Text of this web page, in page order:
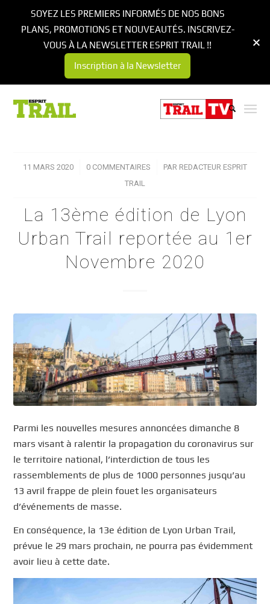
11 MARS 2020
/ 0 COMMENTAIRES
/ PAR REDACTEUR ESPRIT
TRAIL
La 13ème édition de Lyon
Urban Trail reportée au 1er
Novembre 2020
Parmi les nouvelles mesures annoncées dimanche 8
mars visant à ralentir la propagation du coronavirus sur
le territoire national, l’interdiction de tous les
rassemblements de plus de 1000 personnes jusqu’au
13 avril frappe de plein fouet les organisateurs
d’événements de masse.
En conséquence, la 13e édition de Lyon Urban Trail,
prévue le 29 mars prochain, ne pourra pas évidemment
avoir lieu à cette date.
SOYEZ LES PREMIERS INFORMÉS DE NOS BONS
PLANS, PROMOTIONS ET NOUVEAUTÉS. INSCRIVEZ-
VOUS À LA NEWSLETTER ESPRIT TRAIL !!
Inscription à la Newsletter